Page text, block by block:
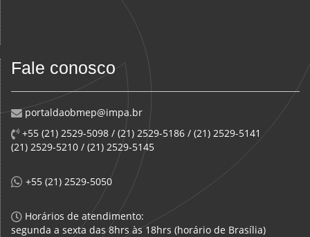
Fale conosco
portaldaobmep@impa.br
+55 (21) 2529-5098 / (21) 2529-5186 / (21) 2529-5141
(21) 2529-5210 / (21) 2529-5145
+55 (21) 2529-5050
Horários de atendimento:
segunda a sexta das 8hrs às 18hrs (horário de Brasília)